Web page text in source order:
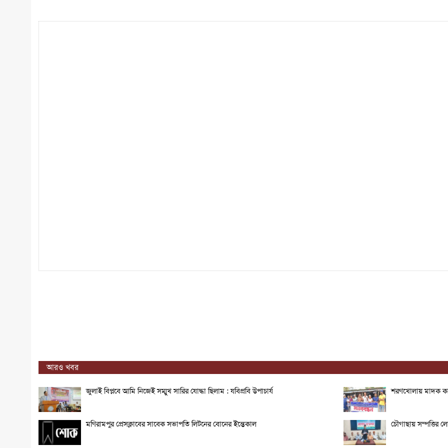
আরও খবর
জুলাই বিপ্লবে আমি নিজেই সম্মুখ সারির যোদ্ধা ছিলাম : যবিপ্রবি উপাচার্য
মণিরামপুর প্রেসক্লাবের সাবেক সভাপতি লিটনের বোনের ইন্তেকাল
শরণখোলায় মাদক
চৌগাছায় সম্পত্তির